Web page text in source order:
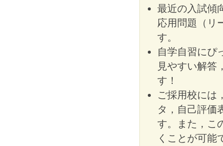
最近の入試傾
応用問題（リ
す。
自学自習にぴ
見やすい解答
す！
ご採用校には
タ，自己評価
す。また，こ
くことが可能